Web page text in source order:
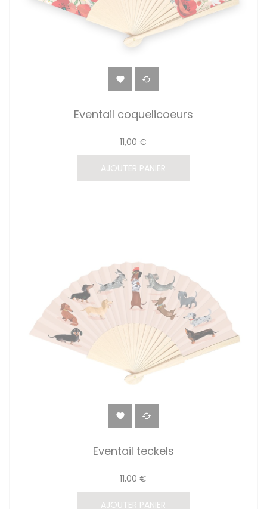
 
Eventail coquelicoeurs
11,00 €
AJOUTER PANIER
 
Eventail teckels
11,00 €
AJOUTER PANIER